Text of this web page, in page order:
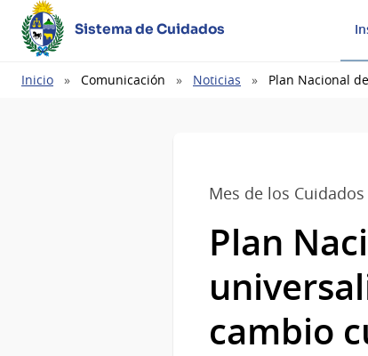
Sistema de Cuidados
Ruta
Inicio Comunicación Noticias Plan Nacional
Mes de los Cuidados
Plan
cambio